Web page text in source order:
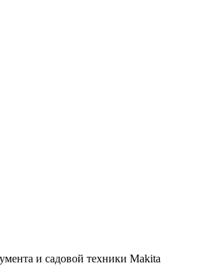
и садовой техники Makita